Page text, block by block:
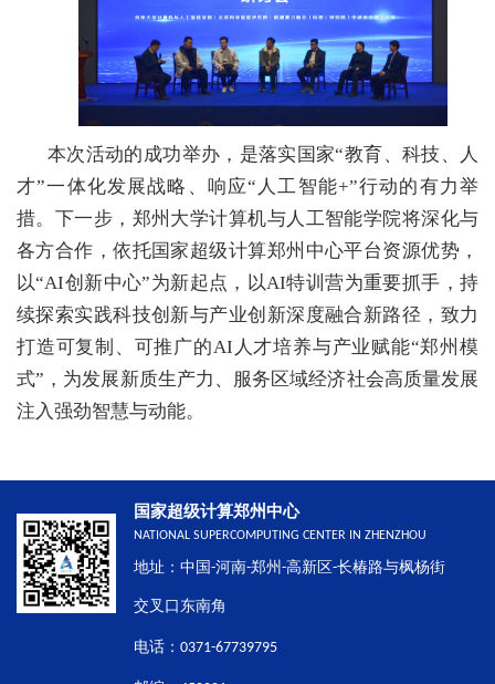
本次活动的成功举办，是落实国家“教育、科技、人
才”一体化发展战略、响应“人工智能+”行动的有力举
措。下一步，郑州大学计算机与人工智能学院将深化与
各方合作，依托国家超级计算郑州中心平台资源优势，
以“AI创新中心”为新起点，以AI特训营为重要抓手，持
续探索实践科技创新与产业创新深度融合新路径，致力
打造可复制、可推广的AI人才培养与产业赋能“郑州模
式”，为发展新质生产力、服务区域经济社会高质量发展
注入强劲智慧与动能。
国家超级计算郑州中心
NATIONAL SUPERCOMPUTING CENTER IN ZHENZHOU
地址：中国-河南-郑州-高新区-长椿路与枫杨街
交叉口东南角
电话：0371-67739795